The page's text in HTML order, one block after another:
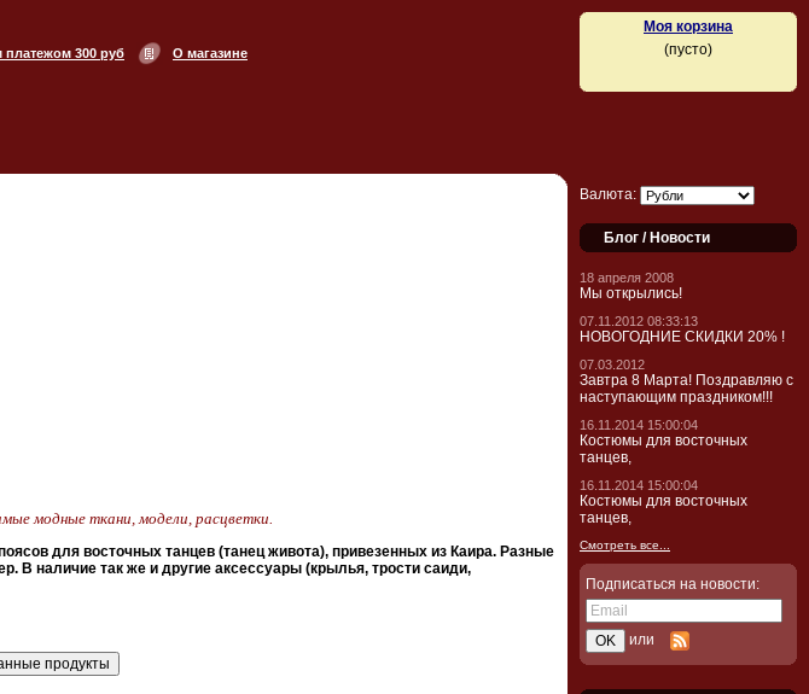
300 руб
О магазине
Моя корзина
(пусто)
модные ткани, модели, расцветки.
для восточных танцев (танец живота), привезенных из Каира. Разные
В наличие так же и другие аксессуары (крылья, трости саиди,
Валюта:
Блог / Новости
18 апреля 2008
Мы открылись!
07.11.2012 08:33:13
НОВОГОДНИЕ СКИДКИ 20% !
07.03.2012
Завтра 8 Марта! Поздравляю с
наступающим праздником!!!
16.11.2014 15:00:04
Костюмы для восточных
танцев,
16.11.2014 15:00:04
Костюмы для восточных
танцев,
Смотреть все...
Подписаться на новости:
или